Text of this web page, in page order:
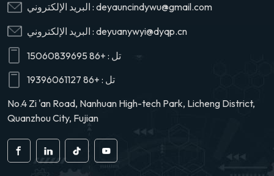
البريد الإلكتروني : deyauncindywu@gmail.com
البريد الإلكتروني : deyuanywyi@dyqp.cn
تل : +86 15060839695
تل : +86 19396061127
No.4 Zi 'an Road, Nanhuan High-tech Park, Licheng District,
Quanzhou City, Fujian